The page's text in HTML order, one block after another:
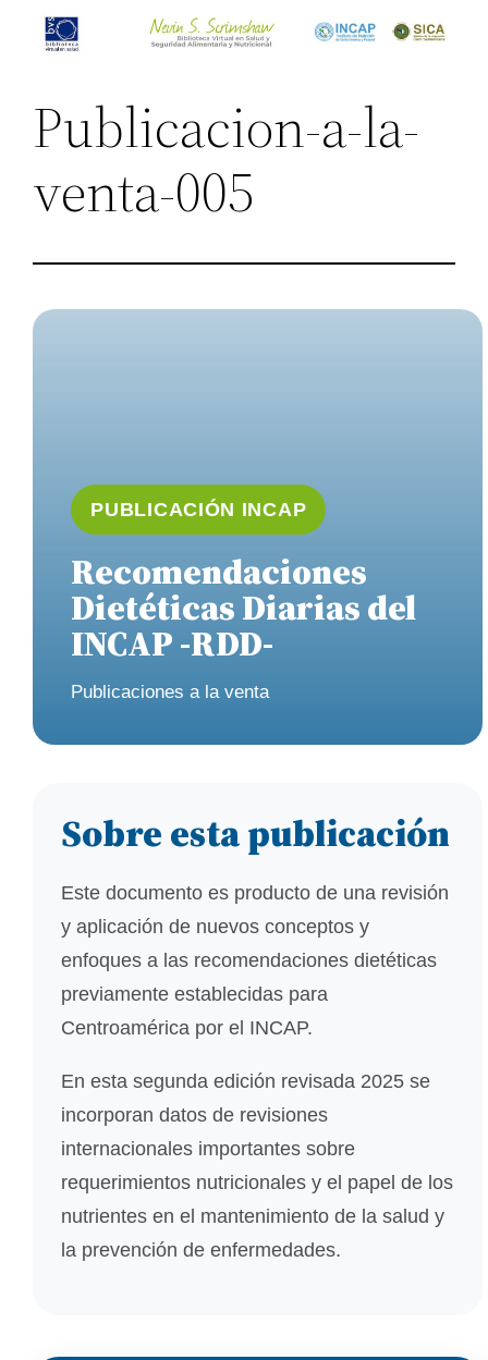
Saltar
Publicacion-a-la-
venta-005
PUBLICACIÓN INCAP
Recomendaciones
Dietéticas Diarias del
INCAP -RDD-
Publicaciones a la venta
Sobre esta publicación
Este documento es producto de una revisión
y aplicación de nuevos conceptos y
enfoques a las recomendaciones dietéticas
previamente establecidas para
Centroamérica por el INCAP.
En esta segunda edición revisada 2025 se
incorporan datos de revisiones
internacionales importantes sobre
requerimientos nutricionales y el papel de los
nutrientes en el mantenimiento de la salud y
la prevención de enfermedades.